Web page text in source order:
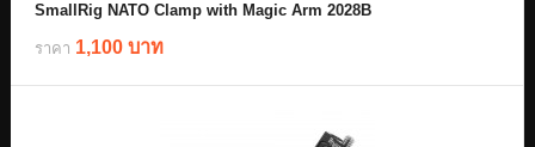
SmallRig NATO Clamp with Magic Arm 2028B
ราคา 1,100 บาท